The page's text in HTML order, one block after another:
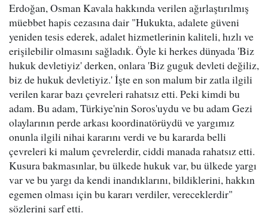
Erdoğan, Osman Kavala hakkında verilen ağırlaştırılmış
müebbet hapis cezasına dair "Hukukta, adalete güveni
yeniden tesis ederek, adalet hizmetlerinin kaliteli, hızlı ve
erişilebilir olmasını sağladık. Öyle ki herkes dünyada 'Biz
hukuk devletiyiz' derken, onlara 'Biz guguk devleti değiliz,
biz de hukuk devletiyiz.' İşte en son malum bir zatla ilgili
verilen karar bazı çevreleri rahatsız etti. Peki kimdi bu
adam. Bu adam, Türkiye'nin Soros'uydu ve bu adam Gezi
olaylarının perde arkası koordinatörüydü ve yargımız
onunla ilgili nihai kararını verdi ve bu kararda belli
çevreleri ki malum çevrelerdir, ciddi manada rahatsız etti.
Kusura bakmasınlar, bu ülkede hukuk var, bu ülkede yargı
var ve bu yargı da kendi inandıklarını, bildiklerini, hakkın
egemen olması için bu kararı verdiler, vereceklerdir"
sözlerini sarf etti.